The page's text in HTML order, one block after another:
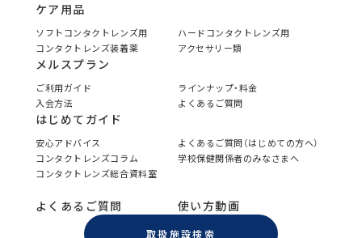
ケア用品
ソフトコンタクトレンズ用
ハードコンタクトレンズ用
コンタクトレンズ装着薬
アクセサリー類
メルスプラン
ご利用ガイド
ラインナップ・料金
入会方法
よくあるご質問
はじめてガイド
安心アドバイス
よくあるご質問（はじめての方へ）
コンタクトレンズコラム
学校保健関係者のみなさまへ
コンタクトレンズ総合資料室
よくあるご質問 使い方動画
取扱施設検索